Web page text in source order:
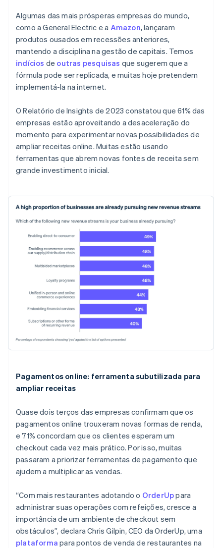
Algumas das mais prósperas empresas do mundo,
como a General Electric e a Amazon, lançaram
produtos ousados em recessões anteriores,
mantendo a disciplina na gestão de capitais. Temos
indícios de outras pesquisas que sugerem que a
fórmula pode ser replicada, e muitas hoje pretendem
implementá-la na internet.
O Relatório de Insights de 2023 constatou que 61% das
empresas estão aproveitando a desaceleração do
momento para experimentar novas possibilidades de
ampliar receitas online. Muitas estão usando
ferramentas que abrem novas fontes de receita sem
grande investimento inicial.
Pagamentos online: ferramenta subutilizada para
ampliar receitas
Quase dois terços das empresas confirmam que os
pagamentos online trouxeram novas formas de renda,
e 71% concordam que os clientes esperam um
checkout cada vez mais prático. Por isso, muitas
passaram a priorizar ferramentas de pagamento que
ajudem a multiplicar as vendas.
“Com mais restaurantes adotando o OrderUppara
administrar suas operações com refeições, cresce a
importância de um ambiente de checkout sem
obstáculos”, declara Chris Gilpin, CEO da OrderUp, uma
plataforma para pontos de venda de restaurantes na